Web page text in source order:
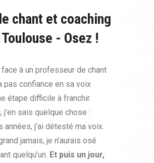
chant et coaching
- Osez !
à un professeur de chant
pas confiance en sa voix
étape difficile à franchir.
j’en sais quelque chose :
années, j’ai détesté ma voix.
jamais, je n’aurais osé
quelqu’un. Et puis un jour,